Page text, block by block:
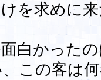
を求めに
白かった
この客は